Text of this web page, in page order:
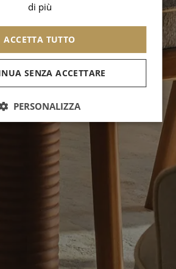
di più
ACCETTA TUTTO
SENZA ACCETTARE
PERSONALIZZA